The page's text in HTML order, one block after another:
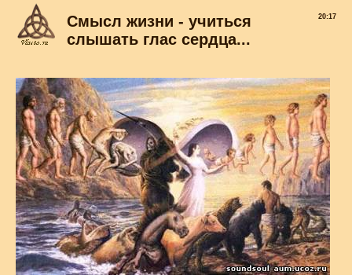
20:17
Смысл жизни - учиться
слышать глас сердца...